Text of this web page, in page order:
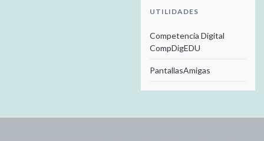
UTILIDADES
Competencia Digital
CompDigEDU
PantallasAmigas